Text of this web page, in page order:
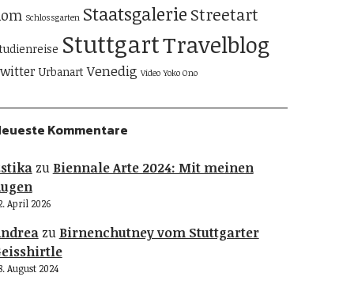
Schlossgarten Staatsgalerie Streetart
StuttgartTravelblog
Urbanart Venedig Video Yoko Ono
Kommentare
zu Biennale Arte 2024: Mit meinen
April 2026
zu Birnenchutney vom Stuttgarter
August 2024